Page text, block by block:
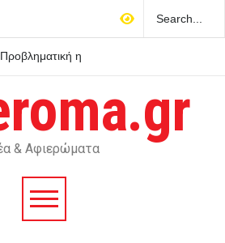
η
σκηνικό
& Αφιερώματα